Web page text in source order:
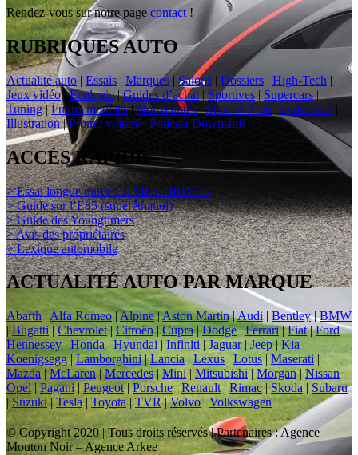
Rendez-vous sur notre page contact !
RUBRIQUES AUTO
Actualité auto | Essais | Marques |Salons | Dossiers | High-Tech |
Jeux vidéo|Ecologie|Guides d’achat | Sportives | Supercars |
Tuning|Futurs modèles|Nouveautés|Marché Auto | Oldschool |
Illustration|Promo voiture Podcast Downshift
ACCÈS RAPIDE
> Essai longue durée : DAILY DRIVER
> Guide sur l’E85 (superéthanol)
> Guide des Youngtimers
> Avis des propriétaires
> Lexique automobile
ACTUALITÉ AUTO PAR MARQUE
Abarth | Alfa Romeo|Alpine|Aston Martin|Audi | Bentley|BMW
| Bugatti|Chevrolet|Citroën |Cupra | Dodge|Ferrari|Fiat|Ford|
Hennessey| Honda| Hyundai |Infiniti | Jaguar| Jeep|Kia |
Koenigsegg|Lamborghini|Lancia|Lexus | Lotus| Maserati |
Mazda |McLaren|Mercedes | Mini | Mitsubishi | Morgan|Nissan|
Opel | Pagani|Peugeot|Porsche | Renault| Rimac|Skoda | Subaru
| Suzuki|Tesla| Toyota | TVR|Volvo|Volkswagen
© Copyright 2020 | Tous droits réservés | Partenaires : Agence
Mouton Noir – Agence Arkee